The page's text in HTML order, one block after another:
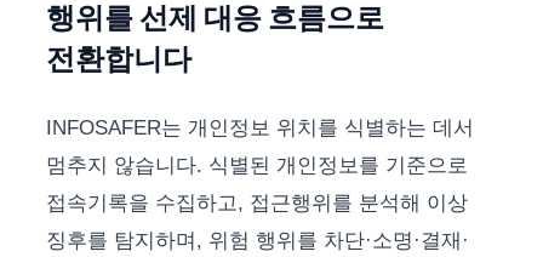
행위를 선제 대응 흐름으로
전환합니다
INFOSAFER는 개인정보 위치를 식별하는 데서
멈추지 않습니다. 식별된 개인정보를 기준으로
접속기록을 수집하고, 접근행위를 분석해 이상
징후를 탐지하며, 위험 행위를 차단·소명·결재·